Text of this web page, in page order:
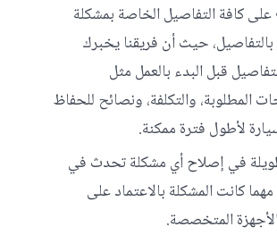
على كافة التفاصيل الخاصة بمشكلة
بالتفاصيل، حيث أن فريقنا يخبرك
قبل البدء بالعمل مثل
المطلوبة، والتكلفة، ونصائح للحفاظ
لأطول فترة ممكنة.
في إصلاح أي مشكلة تحدث في
مهما كانت المشكلة بالاعتماد على
المتخصصة.